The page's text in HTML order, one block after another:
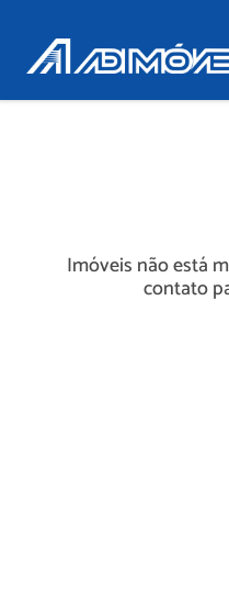
Imóveis não está
contato